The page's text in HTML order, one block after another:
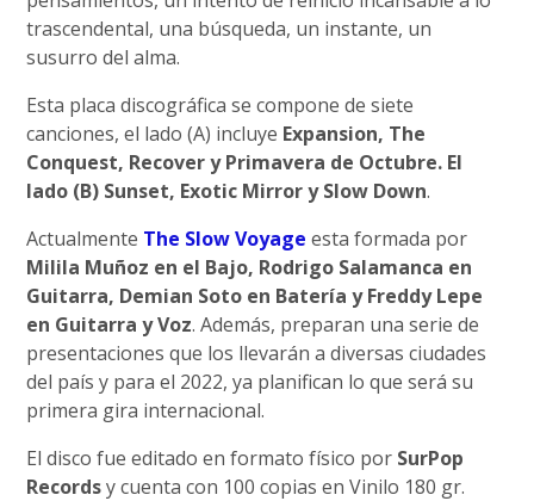
trascendental, una búsqueda, un instante, un
susurro del alma.
Esta placa discográfica se compone de siete
canciones, el lado (A) incluye Expansion, The
Conquest, Recover y Primavera de Octubre. El
lado (B) Sunset, Exotic Mirror y Slow Down.
Actualmente The Slow Voyage esta formada por
Milila Muñoz en el Bajo, Rodrigo Salamanca en
Guitarra, Demian Soto en Batería y Freddy Lepe
en Guitarra y Voz. Además, preparan una serie de
presentaciones que los llevarán a diversas ciudades
del país y para el 2022, ya planifican lo que será su
primera gira internacional.
El disco fue editado en formato físico por SurPop
Recordsy cuenta con 100 copias en Vinilo 180 gr.